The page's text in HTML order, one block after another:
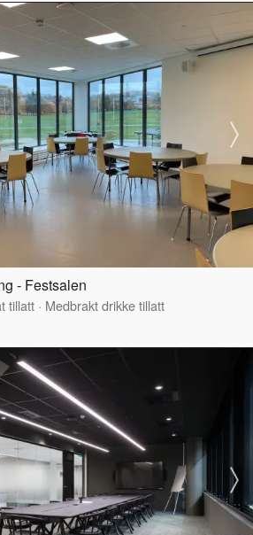
- Festsalen
tillatt · Medbrakt drikke tillatt